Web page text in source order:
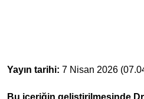
Yayın tarihi: 7 Nisan 2026